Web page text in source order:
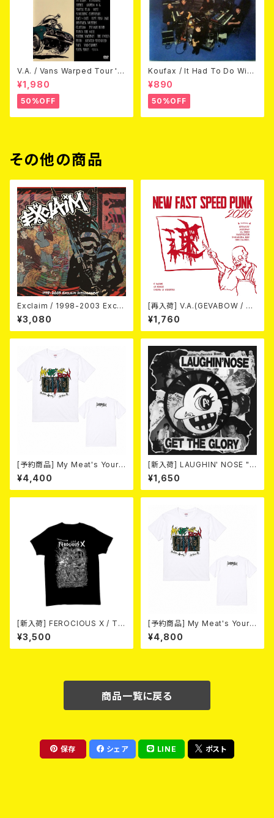
V.A. / Vans Warped Tour '0
3 (DVD)
¥1,980
50%OFF
Koufax / It Had To Do With
Love (CD)
¥890
50%OFF
その他の商品
Exclaim / 1998-2003 Excla
im Discography
¥3,080
[再入荷] V.A.(GEVABOW / D
USTPAN / EL NUDO / MARV
ELOUS / 高倉健 / Horse & D
eer) / NEW FAST SPEED PU
¥1,760
[予約商品] My Meat's Your
Poison -あんたにゃ毒でもオイ
ラにゃ薬- (White) 熊本地震 復
興支援T-shirt 2026年8月末
¥4,400
[新入荷] LAUGHIN' NOSE "G
ET THE GLORY" (CD)
¥1,650
[新入荷] FEROCIOUS X / T S
HIRT
¥3,500
[予約商品] My Meat's Your
Poison -あんたにゃ毒でもオイ
ラにゃ薬- (WHITE) 熊本地震
復興支援T-shirt (XXL & XXX
¥4,800
商品一覧に戻る
保存 シェア LINE ポスト